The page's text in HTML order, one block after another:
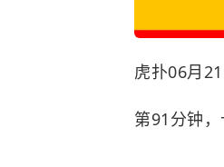
虎扑06月
第91分钟，